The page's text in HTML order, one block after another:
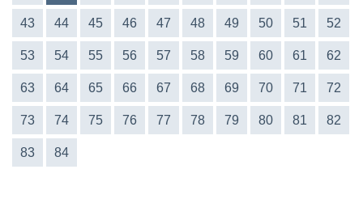
43 44 45 46 47 48 49 50 51 52
53 54 55 56 57 58 59 60 61 62
63 64 65 66 67 68 69 70 71 72
73 74 75 76 77 78 79 80 81 82
83 84